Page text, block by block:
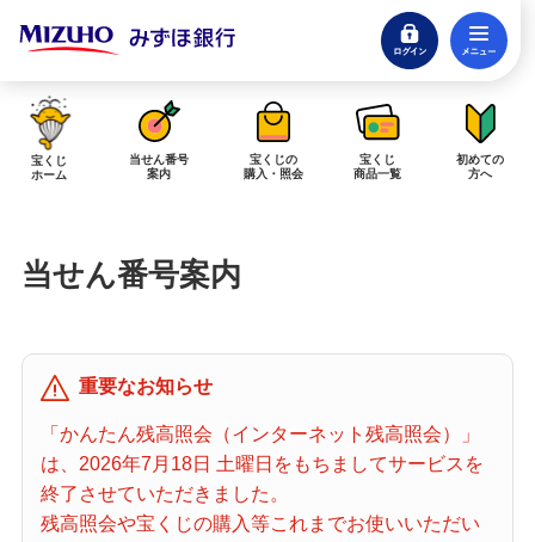
ログイン
閉じる
みずほダイレクトログイン
当せん金の受取方法について
購入した宝くじの確認方法について
「代金が引き落としされない」「購入明細に表示されない」にお答えしま
す。
宝くじホーム
宝くじ
ホーム
当せん番号
案内
宝くじの
購入・照会
宝くじ
商品一覧
初めての
方へ
当せん番号案内
重要なお知らせ
「かんたん残高照会（インターネット残高照会）」
は、2026年7月18日 土曜日をもちましてサービスを
終了させていただきました。
残高照会や宝くじの購入等これまでお使いいただい